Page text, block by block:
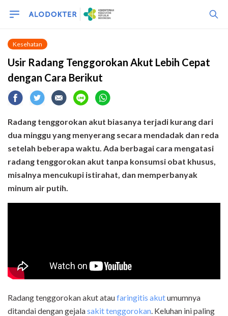
Kesehatan
Usir Radang Tenggorokan Akut Lebih Cepat
dengan Cara Berikut
Radang tenggorokan akut biasanya terjadi kurang dari
dua minggu yang menyerang secara mendadak dan reda
setelah beberapa waktu. Ada berbagai cara mengatasi
radang tenggorokan akut tanpa konsumsi obat khusus,
misalnya mencukupi istirahat, dan memperbanyak
minum air putih.
Radang tenggorokan akut ataufaringitis akutumumnya
ditandai dengan gejalasakit tenggorokan. Keluhan ini paling